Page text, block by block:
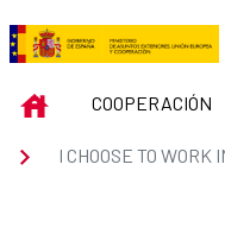
Skip to Main Content
INICIOCOOPERACIÓN
I CHOOSE TO WORK